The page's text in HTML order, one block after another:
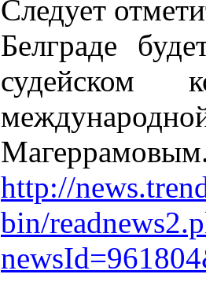
Следует
Белграде
судейском
http://
bin/